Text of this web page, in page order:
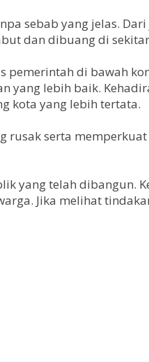
sebab yang jelas.
dan dibuang di
di bawah
yang lebih baik.
kota yang lebih tertata.
rusak serta
yang telah dibangun.
Jika melihat